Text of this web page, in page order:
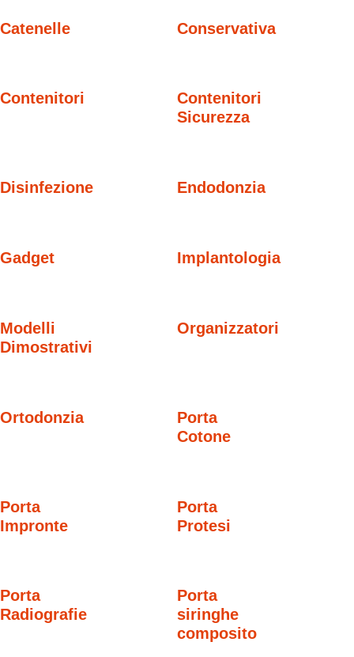
Catenelle Conservativa
Contenitori
Contenitori
Sicurezza
Disinfezione Endodonzia
Gadget Implantologia
Modelli
Dimostrativi
Organizzatori
Ortodonzia
Porta
Cotone
Porta
Impronte
Porta
Protesi
Porta
Radiografie
Porta
siringhe
composito